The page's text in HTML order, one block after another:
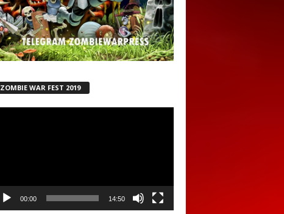
ZOMBIE WAR FEST 2019
00:00 14:50